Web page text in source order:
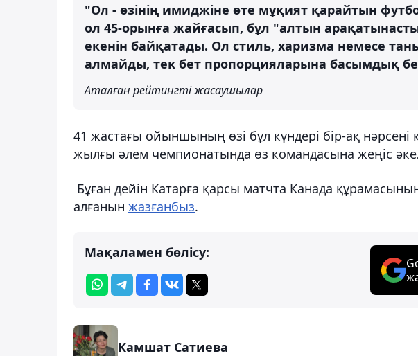
"Ол - өзінің имиджіне өте мұқият қарайтын
ол 45-орынға жайғасып, бұл "алтын
екенін байқатады. Ол стиль, харизма немесе
алмайды, тек бет пропорцияларына басымдық
Аталған рейтингті жасаушылар
41 жастағы ойыншының өзі бұл күндері бір-ақ нәрсені
жылғы әлем чемпионатында өз командасына жеңіс
Бұған дейін Катарға қарсы матчта Канада
алғанын жазғанбыз.
Мақаламен бөлісу:
Камшат Сатиева